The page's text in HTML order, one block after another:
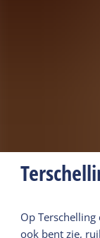
Op
ook bent zie,